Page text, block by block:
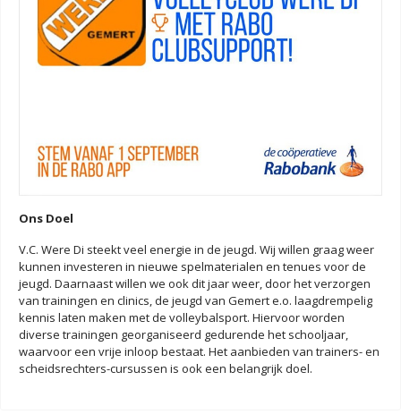
Ons Doel
V.C. Were Di steekt veel energie in de jeugd. Wij willen graag weer
kunnen investeren in nieuwe spelmaterialen en tenues voor de
jeugd. Daarnaast willen we ook dit jaar weer, door het verzorgen
van trainingen en clinics, de jeugd van Gemert e.o. laagdrempelig
kennis laten maken met de volleybalsport. Hiervoor worden
diverse trainingen georganiseerd gedurende het schooljaar,
waarvoor een vrije inloop bestaat. Het aanbieden van trainers- en
scheidsrechters-cursussen is ook een belangrijk doel.